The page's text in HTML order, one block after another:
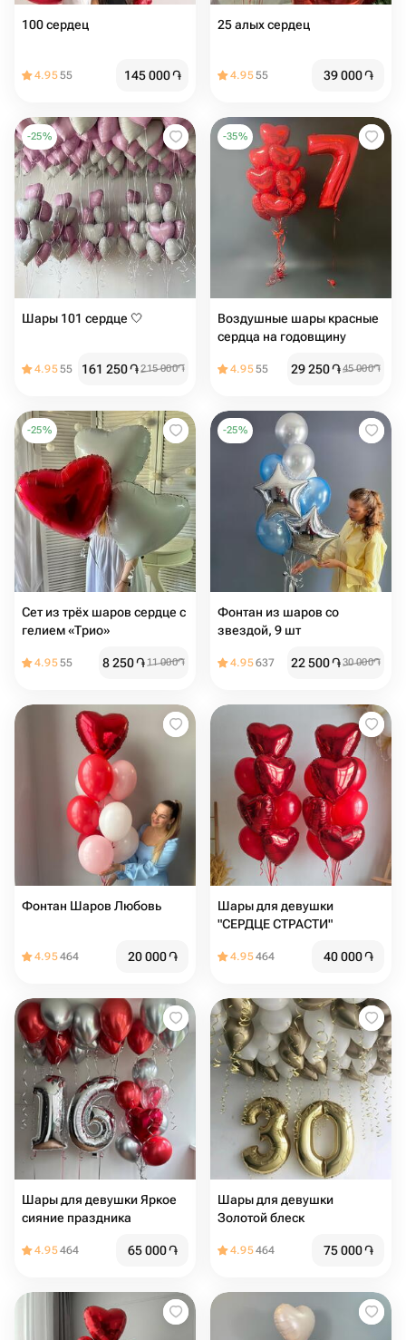
100 сердец
4.9555 145 000֏
25 алых сердец
4.9555 39 000֏
-25%
Шары 101 сердце 🤍
4.9555 161 250֏215 000֏
-35%
Воздушные шары красные
сердца на годовщину
4.9555 29 250֏45 000֏
-25%
Сет из трёх шаров сердце с
гелием «Трио»
4.9555 8 250֏11 000֏
-25%
Фонтан из шаров со
звездой, 9 шт
4.95637 22 500֏30 000֏
Фонтан Шаров Любовь
4.95464 20 000֏
Шары для девушки
"СЕРДЦЕ СТРАСТИ"
4.95464 40 000֏
Шары для девушки Яркое
сияние праздника
4.95464 65 000֏
Шары для девушки
Золотой блеск
4.95464 75 000֏